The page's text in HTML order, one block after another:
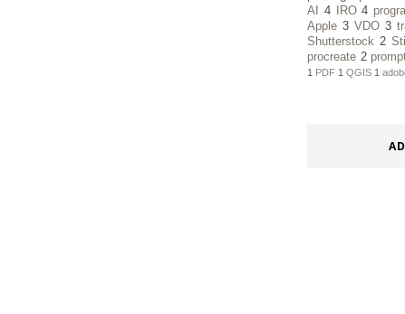
AI 4 IRO 4
Apple 3 VDO 3
Shutterstock 2
procreate 2
1 PDF 1 QGIS 1